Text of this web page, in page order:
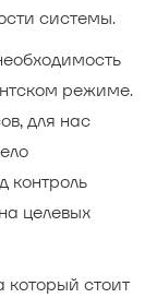
системы.
режиме.
для нас
контроль
целевых
стоит